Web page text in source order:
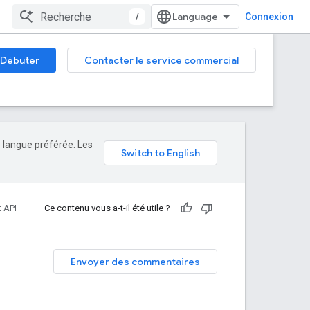
/ Connexion
Débuter
Contacter le service commercial
préférée. Les
Ce contenu vous a-t-il été utile ?
Envoyer des commentaires